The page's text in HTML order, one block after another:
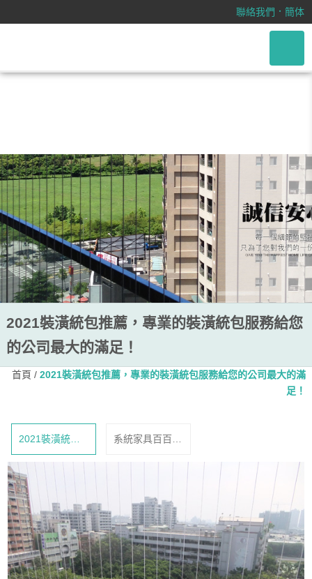
聯絡我們 ． 簡体
2021裝潢統包推薦，專業的裝潢統
包服務給您的公司最大的滿足！
2021裝潢統包推薦，專業的裝潢統包服務給您
的公司最大的滿足！
首頁 /2021裝潢統包推薦，專業的裝潢統包服務給您的公司最大的滿
足！
2021裝潢統包
推薦，專業的裝
潢統包服務給您
的公司最大的滿
足！
系統家具百百